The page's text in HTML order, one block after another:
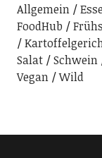
Allgemein
FoodHub
Salat
Schwein
Vegan
Wild